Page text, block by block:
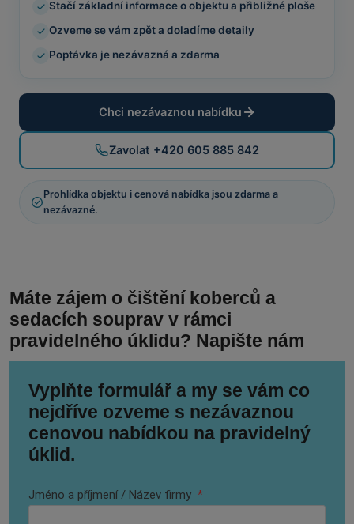
Stačí základní informace o objektu a přibližné ploše
Ozveme se vám zpět a doladíme detaily
Poptávka je nezávazná a zdarma
Chci nezávaznou nabídku
Zavolat +420 605 885 842
Prohlídka objektu i cenová nabídka jsou zdarma a
nezávazné.
Máte zájem o čištění koberců a
sedacích souprav v rámci
pravidelného úklidu? Napište nám
Vyplňte formulář a my se vám co
nejdříve ozveme s nezávaznou
cenovou nabídkou na pravidelný
úklid.
Jméno a příjmení / Název firmy *